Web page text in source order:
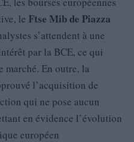
le Ftse Mib de Piazza
s’attendent à une
par la BCE, ce qui
marché. En outre, la
l’acquisition de
qui ne pose aucun
en évidence l’évolution
européen